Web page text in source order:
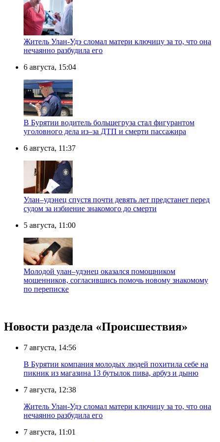
Житель Улан-Удэ сломал матери ключицу за то, что она
нечаянно разбудила его
6 августа, 15:04
В Бурятии водитель большегруза стал фигурантом
уголовного дела из–за ДТП и смерти пассажира
6 августа, 11:37
Улан–удэнец спустя почти девять лет предстанет перед
судом за избиение знакомого до смерти
5 августа, 11:00
Молодой улан–удэнец оказался помощником
мошенников, согласившись помочь новому знакомому
по переписке
Новости раздела «Происшествия»
7 августа, 14:56
В Бурятии компания молодых людей похитила себе на
пикник из магазина 13 бутылок пива, арбуз и дыню
7 августа, 12:38
Житель Улан-Удэ сломал матери ключицу за то, что она
нечаянно разбудила его
7 августа, 11:01